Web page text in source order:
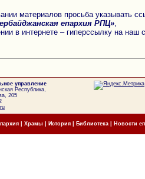
материалов просьба указывать
епархия РПЦ»
в интернете – гиперссылку на наш
управление
Республика,
205
| Храмы История| Библиотека Новости